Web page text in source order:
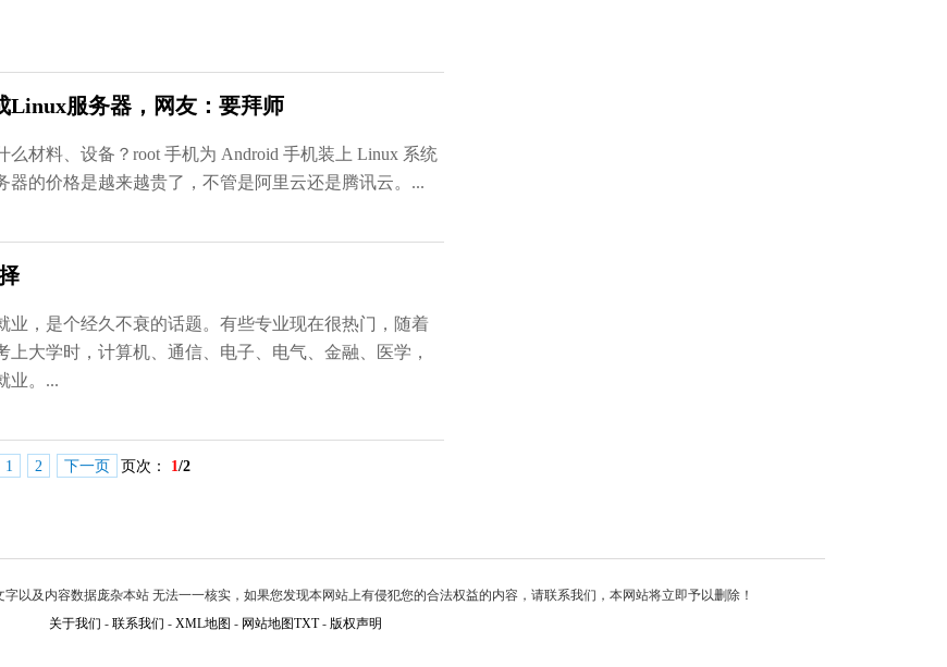
Linux服务器，网友：要拜师
材料、设备？root 手机为 Android 手机装上 Linux 系统
的价格是越来越贵了，不管是阿里云还是腾讯云。...
，是个经久不衰的话题。有些专业现在很热门，随着
大学时，计算机、通信、电子、电气、金融、医学，
业。...
1 2 下一页 页次： 1/2
以及内容数据庞杂本站 无法一一核实，如果您发现本网站上有侵犯您的合法权益的内容，请联系我们，本网站将立即予以删除！
关于我们 - 联系我们 - XML地图 - 网站地图TXT- 版权声明